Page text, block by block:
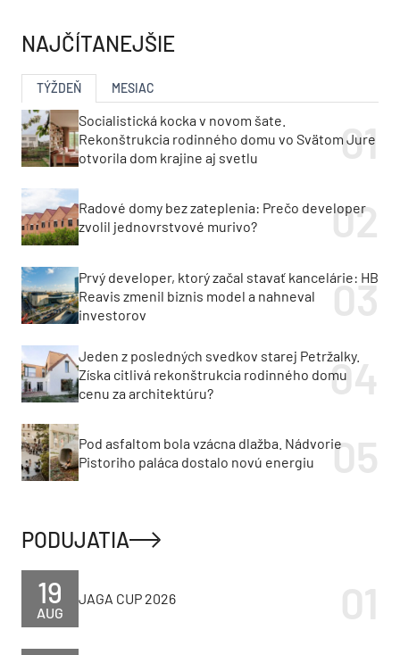
NAJČÍTANEJŠIE
TÝŽDEŇ MESIAC
Socialistická kocka v novom šate.
Rekonštrukcia rodinného domu vo Svätom Jure
otvorila dom krajine aj svetlu
Radové domy bez zateplenia: Prečo developer
zvolil jednovrstvové murivo?
Prvý developer, ktorý začal stavať kancelárie: HB
Reavis zmenil biznis model a nahneval
investorov
Jeden z posledných svedkov starej Petržalky.
Získa citlivá rekonštrukcia rodinného domu
cenu za architektúru?
Pod asfaltom bola vzácna dlažba. Nádvorie
Pistoriho paláca dostalo novú energiu
PODUJATIA
AUG
19 JAGA CUP 2026